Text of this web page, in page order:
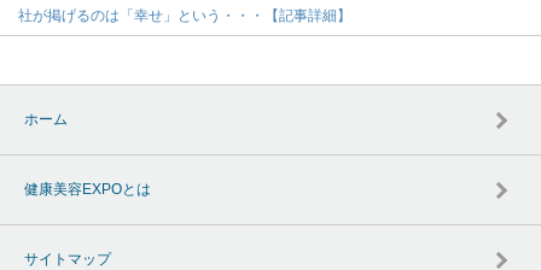
社が掲げるのは「幸せ」という・・・【記事詳細】
ホーム
健康美容EXPOとは
サイトマップ